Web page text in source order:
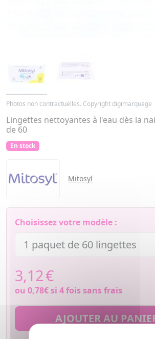
Photos non contractuelles. Copyright digimarquage
Lingettes nettoyantes à l'eau dès la
de 60
En stock
Mitosyl
Choisissez votre modèle :
3,12€
ou 0,78€si 4 fois sans frais
AJOUTER AU